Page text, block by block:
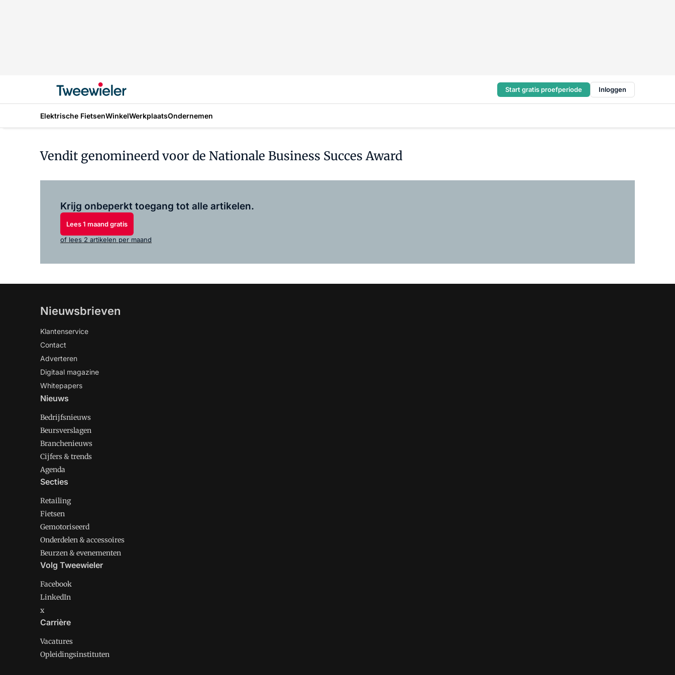
Start gratis proefperiode Inloggen
Elektrische FietsenWinkelWerkplaatsOndernemen
Vendit genomineerd voor de Nationale Business Succes Award
Krijg onbeperkt toegang tot alle artikelen.
Lees 1 maand gratis
of lees 2 artikelen per maand
Nieuwsbrieven
Klantenservice
Contact
Adverteren
Digitaal magazine
Whitepapers
Nieuws
Bedrijfsnieuws
Beursverslagen
Branchenieuws
Cijfers & trends
Agenda
Secties
Retailing
Fietsen
Gemotoriseerd
Onderdelen & accessoires
Beurzen & evenementen
Volg Tweewieler
Facebook
LinkedIn
x
Carrière
Vacatures
Opleidingsinstituten